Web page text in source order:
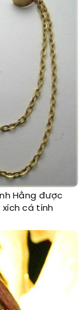
Hằng được
xích cá tính